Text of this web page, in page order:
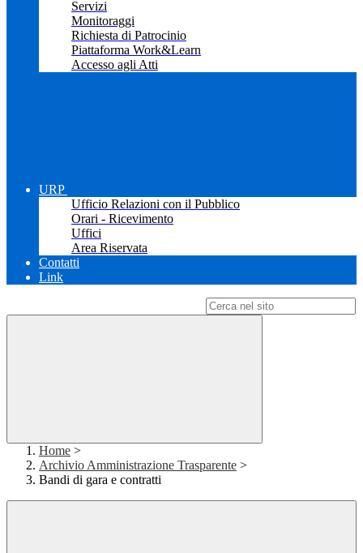
Servizi
Monitoraggi
Richiesta di Patrocinio
Piattaforma Work&Learn
Accesso agli Atti
URP
Ufficio Relazioni con il Pubblico
Orari - Ricevimento
Uffici
Area Riservata
Contatti
Link
Home >
Archivio Amministrazione Trasparente >
Bandi di gara e contratti